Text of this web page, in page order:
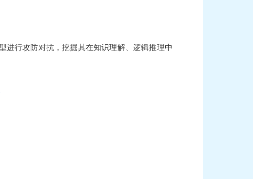
进行攻防对抗，挖掘其在知识理解、逻辑推理中